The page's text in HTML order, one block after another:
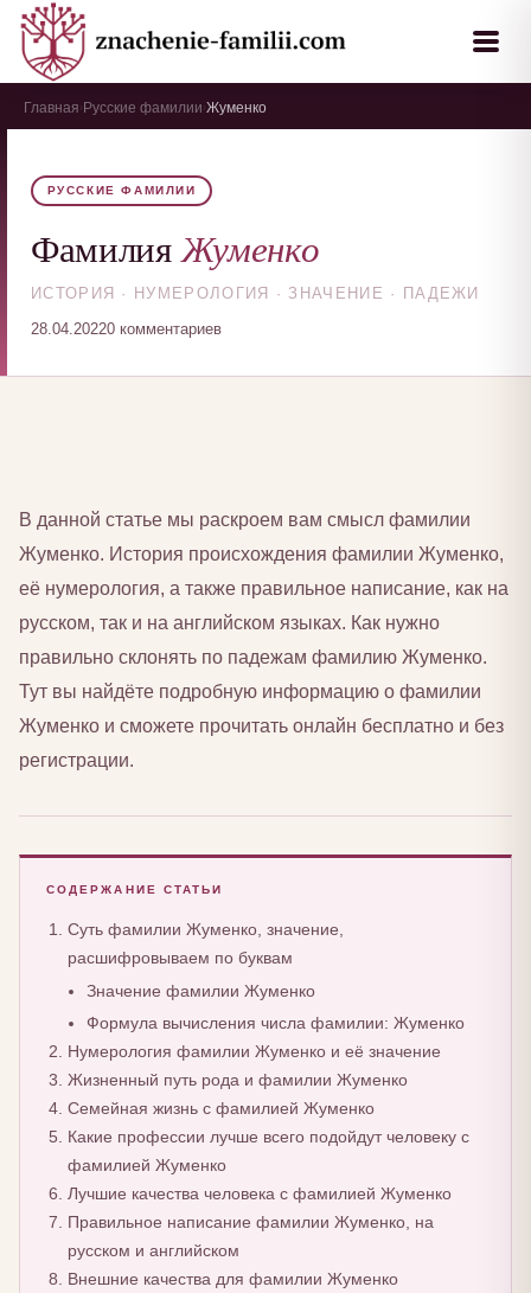
Главная Русские фамилии Жуменко
РУССКИЕ ФАМИЛИИ
ФамилияЖуменко
ИСТОРИЯ · НУМЕРОЛОГИЯ · ЗНАЧЕНИЕ · ПАДЕЖИ
28.04.20220 комментариев
В данной статье мы раскроем вам смысл фамилии
Жуменко. История происхождения фамилии Жуменко,
её нумерология, а также правильное написание, как на
русском, так и на английском языках. Как нужно
правильно склонять по падежам фамилию Жуменко.
Тут вы найдёте подробную информацию о фамилии
Жуменко и сможете прочитать онлайн бесплатно и без
регистрации.
СОДЕРЖАНИЕ СТАТЬИ
Суть фамилии Жуменко, значение,
расшифровываем по буквам
Значение фамилии Жуменко
Формула вычисления числа фамилии: Жуменко
Нумерология фамилии Жуменко и её значение
Жизненный путь рода и фамилии Жуменко
Семейная жизнь с фамилией Жуменко
Какие профессии лучше всего подойдут человеку с
фамилией Жуменко
Лучшие качества человека с фамилией Жуменко
Правильное написание фамилии Жуменко, на
русском и английском
Внешние качества для фамилии Жуменко